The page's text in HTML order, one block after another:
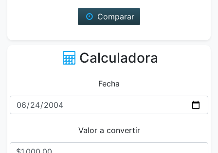
Comparar
Calculadora
Fecha
Valor a convertir